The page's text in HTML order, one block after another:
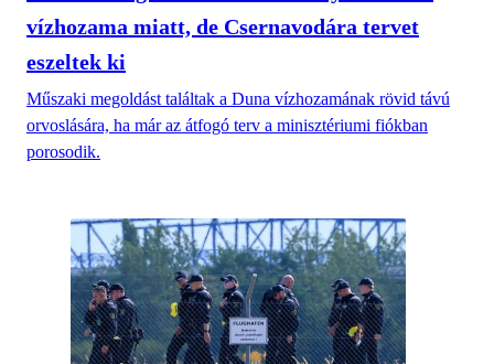
vízhozama miatt, de Csernavodára tervet
eszeltek ki
Műszaki megoldást találtak a Duna vízhozamának rövid távú
orvoslására, ha már az átfogó terv a minisztériumi fiókban
porosodik.